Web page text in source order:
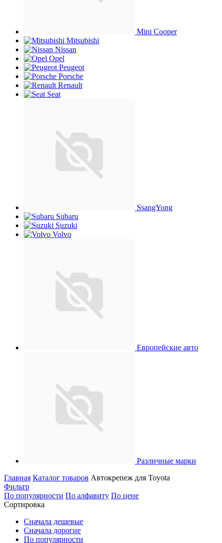
Mini Cooper
Mitsubishi
Nissan
Opel
Peugeot
Porsche
Renault
Seat
SsangYong
Subaru
Suzuki
Volvo
Европейские авто
Различные марки
Главная Каталог товаров Автокрепеж для Toyota
Фильтр
По популярности По алфавиту По цене
Сортировка
Сначала дешевые
Сначала дорогие
По популярности